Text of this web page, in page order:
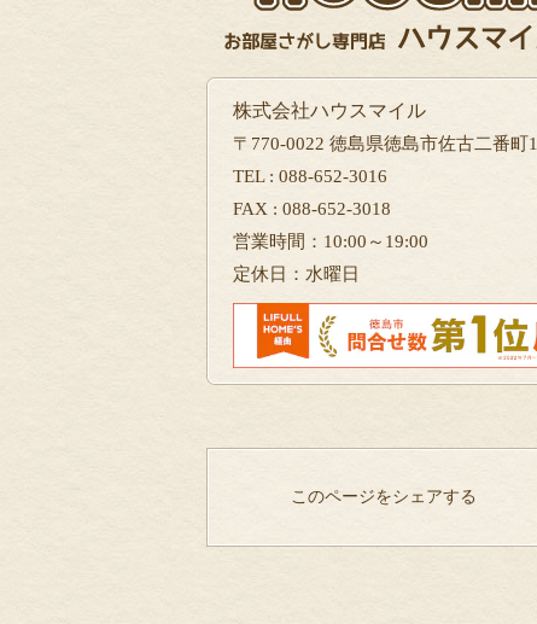
株式会社ハウスマイル
〒770-0022 徳島県徳島市佐古二番町
TEL : 088-652-3016
FAX : 088-652-3018
営業時間：10:00～19:00
定休日：水曜日
このページをシェアする